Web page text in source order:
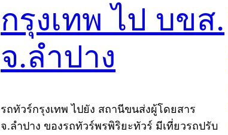
กรุงเทพ ไป บขส.
จ.ลำปาง
รถทัวร์กรุงเทพ ไปยัง สถานีขนส่งผู้โดยสาร
จ.ลำปาง ของรถทัวร์พรพิริยะทัวร์ มีเที่ยวรถปรับ